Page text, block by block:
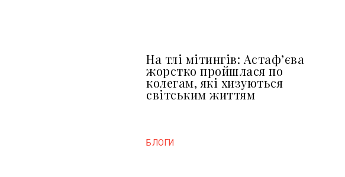
На тлі мітингів: Астафʼєва
жорстко пройшлася по
колегам, які хизуються
світським життям
БЛОГИ